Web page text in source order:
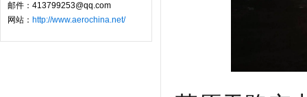
邮件：413799253@qq.com
网站： http://www.aerochina.net/